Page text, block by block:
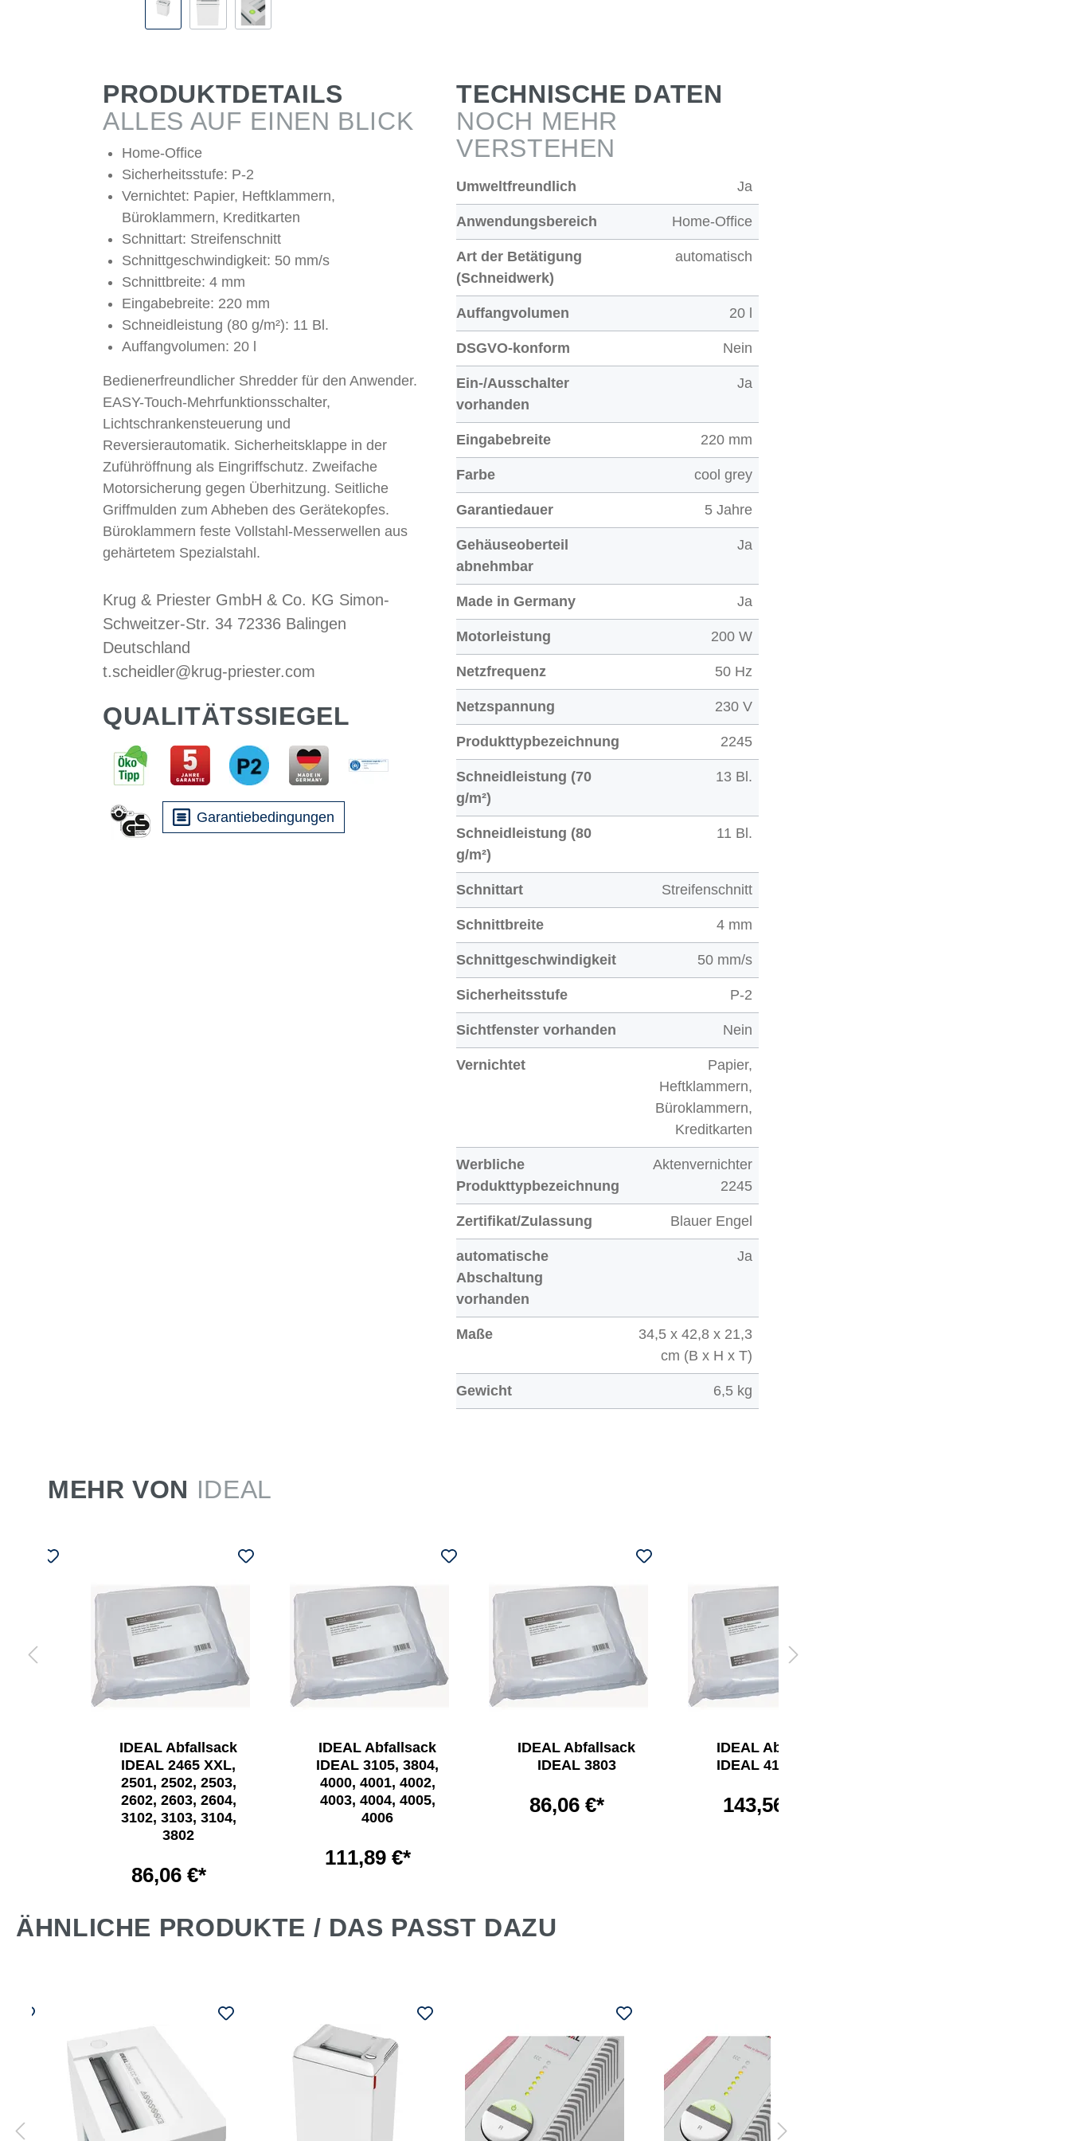
PRODUKTDETAILS
ALLES AUF EINEN BLICK
Home-Office
Sicherheitsstufe: P-2
Vernichtet: Papier, Heftklammern,
Büroklammern, Kreditkarten
Schnittart: Streifenschnitt
Schnittgeschwindigkeit: 50 mm/s
Schnittbreite: 4 mm
Eingabebreite: 220 mm
Schneidleistung (80 g/m²): 11 Bl.
Auffangvolumen: 20 l
Bedienerfreundlicher Shredder für den Anwender.
EASY-Touch-Mehrfunktionsschalter,
Lichtschrankensteuerung und
Reversierautomatik. Sicherheitsklappe in der
Zuführöffnung als Eingriffschutz. Zweifache
Motorsicherung gegen Überhitzung. Seitliche
Griffmulden zum Abheben des Gerätekopfes.
Büroklammern feste Vollstahl-Messerwellen aus
gehärtetem Spezialstahl.
Krug & Priester GmbH & Co. KG Simon-
Schweitzer-Str. 34 72336 Balingen
Deutschland
t.scheidler@krug-priester.com
QUALITÄTSSIEGEL
Garantiebedingungen
TECHNISCHE DATEN
NOCH MEHR
VERSTEHEN
Umweltfreundlich Ja
Anwendungsbereich Home-Office
Art der Betätigung
(Schneidwerk)
automatisch
Auffangvolumen 20 l
DSGVO-konform Nein
Ein-/Ausschalter
vorhanden
Ja
Eingabebreite 220 mm
Farbe cool grey
Garantiedauer 5 Jahre
Gehäuseoberteil
abnehmbar
Ja
Made in Germany Ja
Motorleistung 200 W
Netzfrequenz 50 Hz
Netzspannung 230 V
Produkttypbezeichnung 2245
Schneidleistung (70
g/m²)
13 Bl.
Schneidleistung (80
g/m²)
11 Bl.
Schnittart Streifenschnitt
Schnittbreite 4 mm
Schnittgeschwindigkeit 50 mm/s
Sicherheitsstufe P-2
Sichtfenster vorhanden Nein
Vernichtet
Papier,
Heftklammern,
Büroklammern,
Kreditkarten
Werbliche
Produkttypbezeichnung
Aktenvernichter
2245
Zertifikat/Zulassung Blauer Engel
automatische
Abschaltung
vorhanden
Ja
Maße
34,5 x 42,8 x 21,3
cm (B x H x T)
Gewicht 6,5 kg
MEHR VON IDEAL
IDEAL Abfallsack
IDEAL 2465 XXL,
2501, 2502, 2503,
2602, 2603, 2604,
3102, 3103, 3104,
3802
86,06 €*
IDEAL Abfallsack
IDEAL 3105, 3804,
4000, 4001, 4002,
4003, 4004, 4005,
4006
111,89 €*
IDEAL Abfallsack
IDEAL 3803
86,06 €*
IDEAL Abfallsack
IDEAL 4107, 4108
143,56 €*
ÄHNLICHE PRODUKTE / DAS PASST DAZU